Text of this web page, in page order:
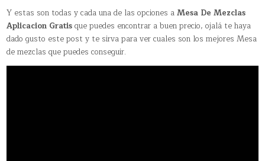
Y estas son todas y cada una de las opciones aMesa De Mezclas
Aplicacion Gratisque puedes encontrar a buen precio, ojalá te haya
dado gusto este post y te sirva para ver cuales son los mejores Mesa
de mezclas que puedes conseguir.